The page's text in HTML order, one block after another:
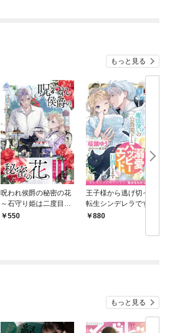
もっと見る
呪われ侯爵の秘密の花
～石守り姫は二度目の
幸せを掴む～ 1
550
王子様から逃げ切った
転生シンデレラです
が、魔法使いの公爵閣
880
もっと見る